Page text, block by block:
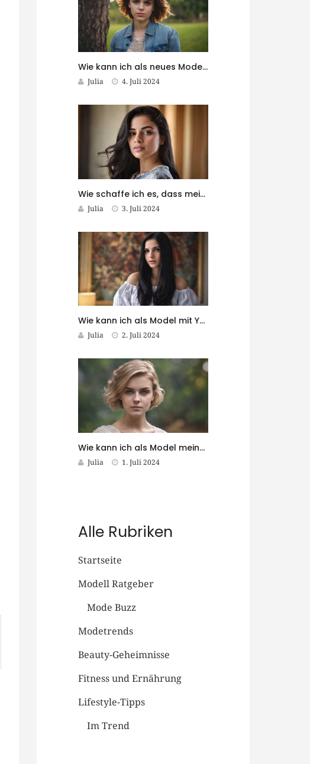
Wie kann ich als neues Model Sichtbarkeit gewinnen?
Julia 4. Juli 2024
Wie schaffe ich es, dass meine Modefotos in Magazinen veröffentlicht werden?
Julia 3. Juli 2024
Wie kann ich als Model mit YouTube Geld verdienen?
Julia 2. Juli 2024
Wie kann ich als Model meine Sprachkenntnisse verbessern?
Julia 1. Juli 2024
Alle Rubriken
Startseite
Modell Ratgeber
Mode Buzz
Modetrends
Beauty-Geheimnisse
Fitness und Ernährung
Lifestyle-Tipps
Im Trend